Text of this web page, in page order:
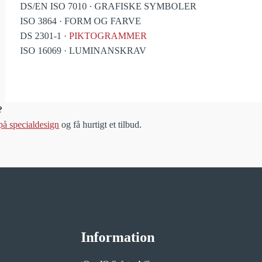
DS/EN ISO 7010 · GRAFISKE SYMBOLER
ISO 3864 · FORM OG FARVE
DS 2301-1 ·PIKTOGRAMMER
ISO 16069 · LUMINANSKRAV
specialdesign og få hurtigt et tilbud.
Information